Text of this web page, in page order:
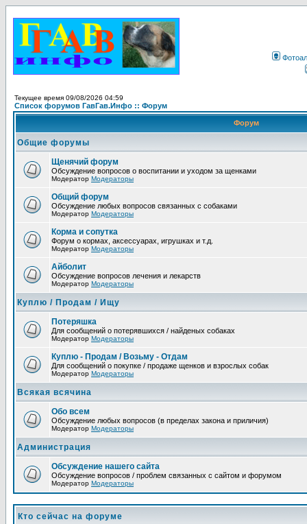
Текущее время 09/08/2026 04:59
Список форумов ГавГав.Инфо :: Форум
Форум
Общие форумы
Щенячий форум
Обсуждение вопросов о воспитании и уходом за щенками
Модератор Модераторы
Общий форум
Обсуждение любых вопросов связанных с собаками
Модератор Модераторы
Корма и сопутка
Форум о кормах, аксессуарах, игрушках и т.д.
Модератор Модераторы
Айболит
Обсуждение вопросов лечения и лекарств
Модератор Модераторы
Куплю / Продам / Ищу
Потеряшка
Для сообщений о потерявшихся / найденых собаках
Модератор Модераторы
Куплю - Продам / Возьму - Отдам
Для сообщений о покупке / продаже щенков и взрослых собак
Модератор Модераторы
Всякая всячина
Обо всем
Обсуждение любых вопросов (в пределах закона и приличия)
Модератор Модераторы
Администрация
Обсуждение нашего сайта
Обсуждение вопросов / проблем связанных с сайтом и форумом
Модератор Модераторы
Кто сейчас на форуме